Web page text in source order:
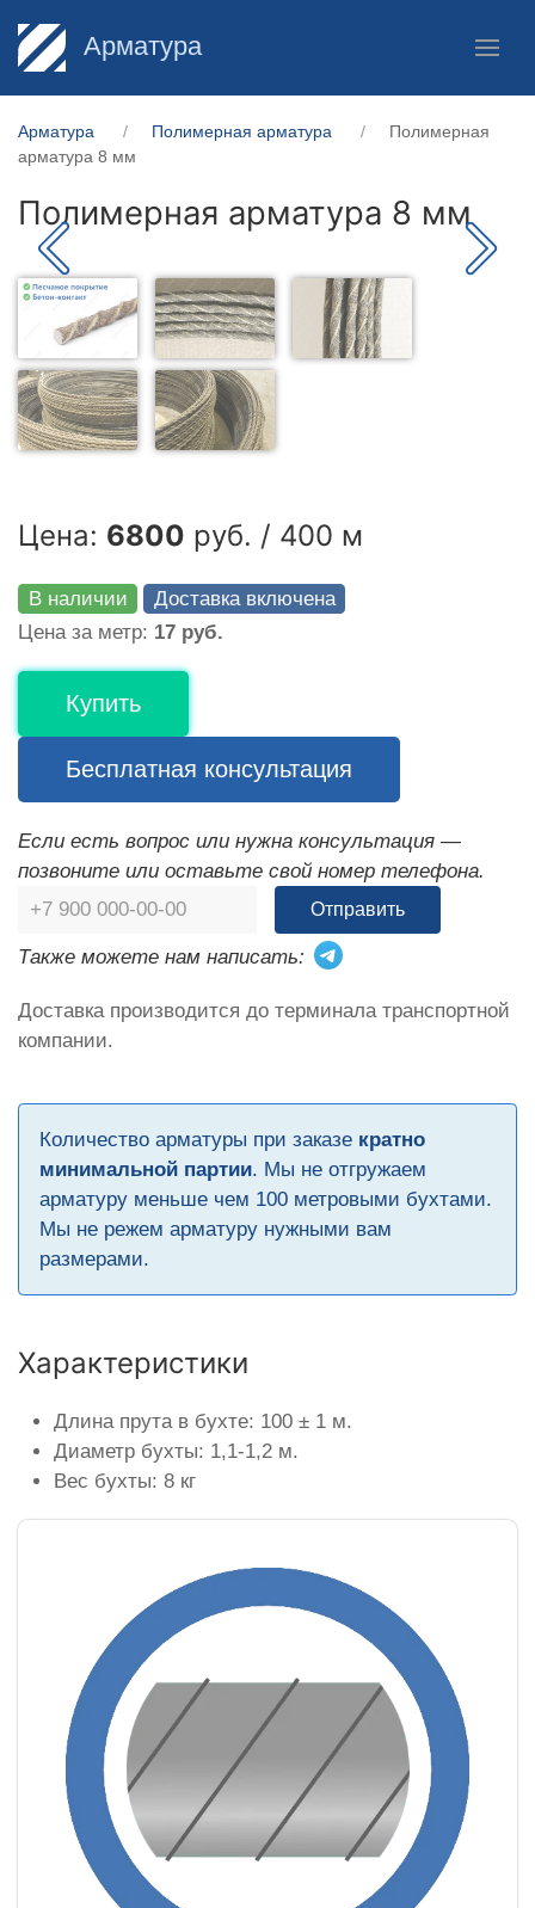
Арматура
Арматура Полимерная арматура
Полимерная
арматура 8 мм
Полимерная арматура 8 мм
Цена: 6800 руб. / 400 м
В наличии
Доставка включена
Цена за метр: 17 руб.
Купить
Бесплатная консультация
Если есть вопрос или нужна консультация —
позвоните или оставьте свой номер телефона.
Отправить
Также можете нам написать:
Доставка производится до терминала транспортной
компании.
Количество арматуры при заказе кратно
минимальной партии. Мы не отгружаем
арматуру меньше чем 100 метровыми бухтами.
Мы не режем арматуру нужными вам
размерами.
Характеристики
Длина прута в бухте: 100 ± 1 м.
Диаметр бухты: 1,1-1,2 м.
Вес бухты: 8 кг